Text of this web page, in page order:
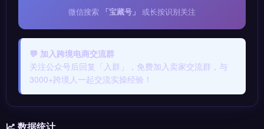
微信搜索 「宝藏号」 或长按识别关注
💬 加入跨境电商交流群
关注公众号后回复「入群」，免费加入卖家交流群，与
3000+跨境人一起交流实操经验！